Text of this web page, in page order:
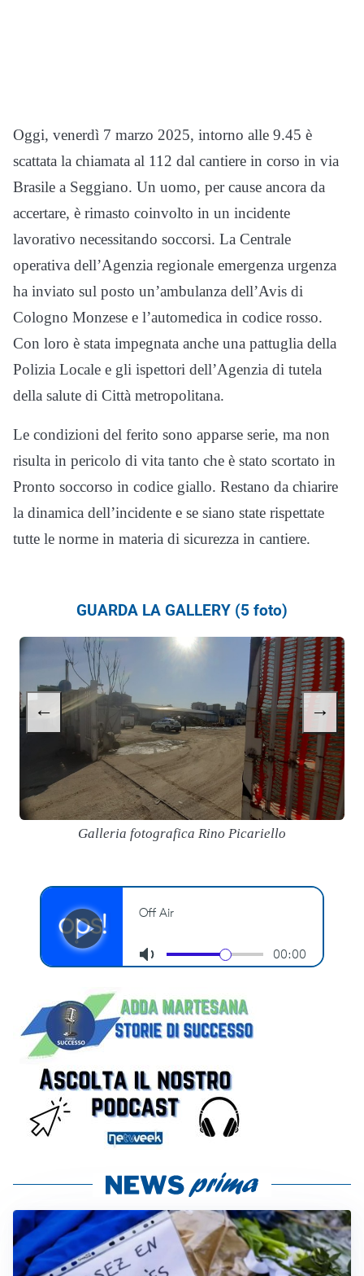
Oggi, venerdì 7 marzo 2025, intorno alle 9.45 è
scattata la chiamata al 112 dal cantiere in corso in via
Brasile a Seggiano. Un uomo, per cause ancora da
accertare, è rimasto coinvolto in un incidente
lavorativo necessitando soccorsi. La Centrale
operativa dell’Agenzia regionale emergenza urgenza
ha inviato sul posto un’ambulanza dell’Avis di
Cologno Monzese e l’automedica in codice rosso.
Con loro è stata impegnata anche una pattuglia della
Polizia Locale e gli ispettori dell’Agenzia di tutela
della salute di Città metropolitana.
Le condizioni del ferito sono apparse serie, ma non
risulta in pericolo di vita tanto che è stato scortato in
Pronto soccorso in codice giallo. Restano da chiarire
la dinamica dell’incidente e se siano state rispettate
tutte le norme in materia di sicurezza in cantiere.
GUARDA LA GALLERY (5 foto)
Galleria fotografica Rino Picariello
← →